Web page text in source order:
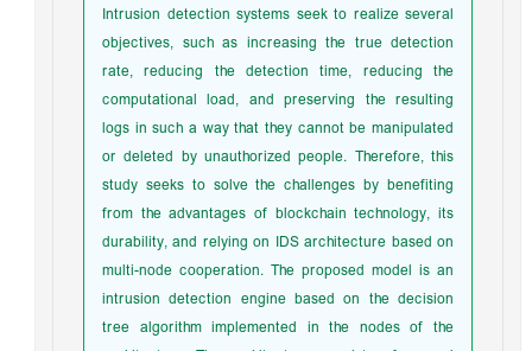
Intrusion detection systems seek to realize several
objectives, such as increasing the true detection
rate, reducing the detection time, reducing the
computational load, and preserving the resulting
logs in such a way that they cannot be manipulated
or deleted by unauthorized people. Therefore, this
study seeks to solve the challenges by benefiting
from the advantages of blockchain technology, its
durability, and relying on IDS architecture based on
multi-node cooperation. The proposed model is an
intrusion detection engine based on the decision
tree algorithm implemented in the nodes of the